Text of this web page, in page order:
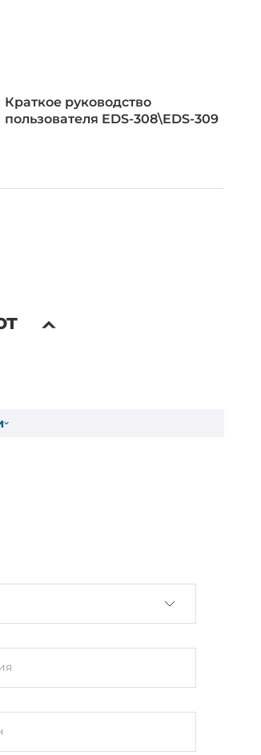
10BaseT, IEEE 802.3u для
тока
корпус
рейку, Монтаж на стене
Краткое руководство
пользователя EDS-308\EDS-309